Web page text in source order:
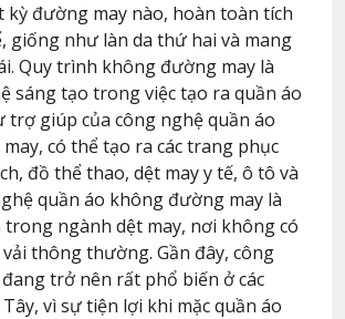
kỳ đường may nào, hoàn toàn tích
giống như làn da thứ hai và mang
Quy trình không đường may là
sáng tạo trong việc tạo ra quần áo
trợ giúp của công nghệ quần áo
có thể tạo ra các trang phục
đồ thể thao, dệt may y tế, ô tô và
quần áo không đường may là
ngành dệt may, nơi không có
thông thường. Gần đây, công
trở nên rất phổ biến ở các
vì sự tiện lợi khi mặc quần áo